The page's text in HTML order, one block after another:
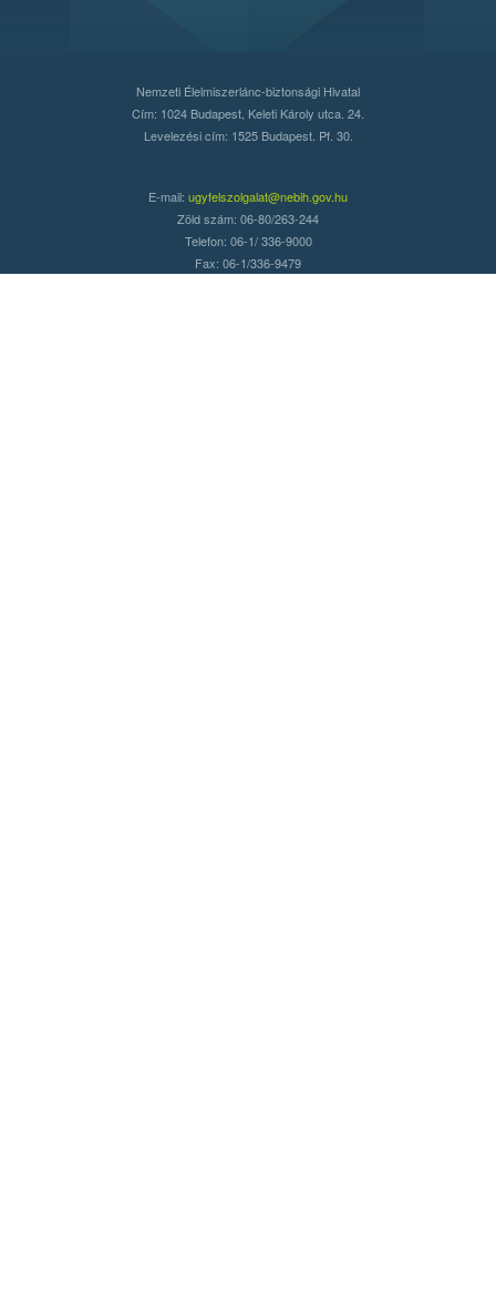
Nemzeti Élelmiszerlánc-biztonsági Hivatal
Cím: 1024 Budapest, Keleti Károly utca. 24.
Levelezési cím: 1525 Budapest. Pf. 30.
E-mail: ugyfelszolgalat@nebih.gov.hu
Zöld szám: 06-80/263-244
Telefon: 06-1/ 336-9000
Fax: 06-1/336-9479